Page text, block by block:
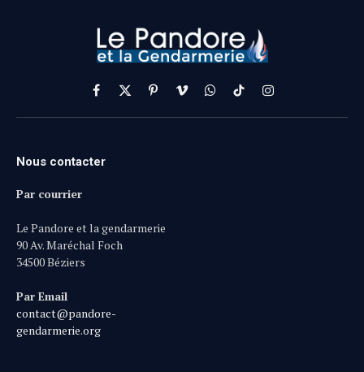
Facebook
X
(Twitter)
PinterestVimeoWhatsApp
TikTokInstagram
Nous contacter
Par courrier
Le Pandore et la gendarmerie
90 Av. Maréchal Foch
34500 Béziers
Par Email
contact@pandore-
gendarmerie.org